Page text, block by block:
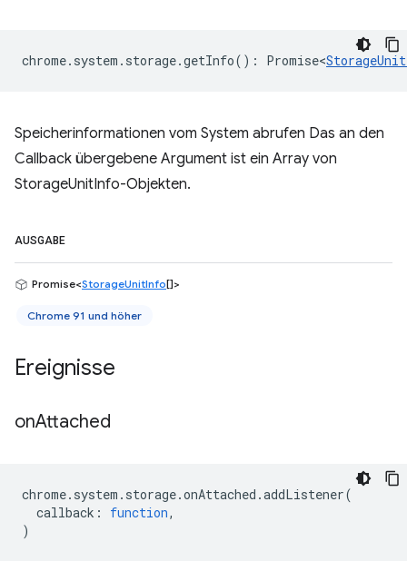
chrome. system . storage.getInfo() : Promise<
Speicherinformationen vom System abrufen Das an den
Callback übergebene Argument ist ein Array von
StorageUnitInfo-Objekten.
AUSGABE
Promise<StorageUnitInfo[]>
Chrome 91 und höher
Ereignisse
onAttached
chrome. system . storage.onAttached .addListener(
callback : function,
)